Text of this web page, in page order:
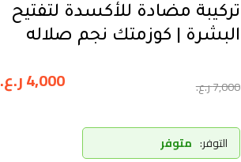
تركيبة مضادة للأكسدة لتفتيح
البشرة | كوزمتك نجم صلاله
7,000ر.ع. 4,000ر.ع.
التوفر: متوفر